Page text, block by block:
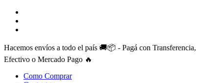
Skip
main
Hacemos envíos a todo el país 🚚📦 - Pagá con Transferencia,
Efectivo o Mercado Pago 🔥
Como Comprar